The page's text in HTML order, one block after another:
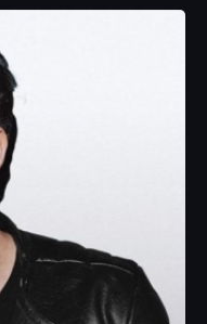
un fenomeno